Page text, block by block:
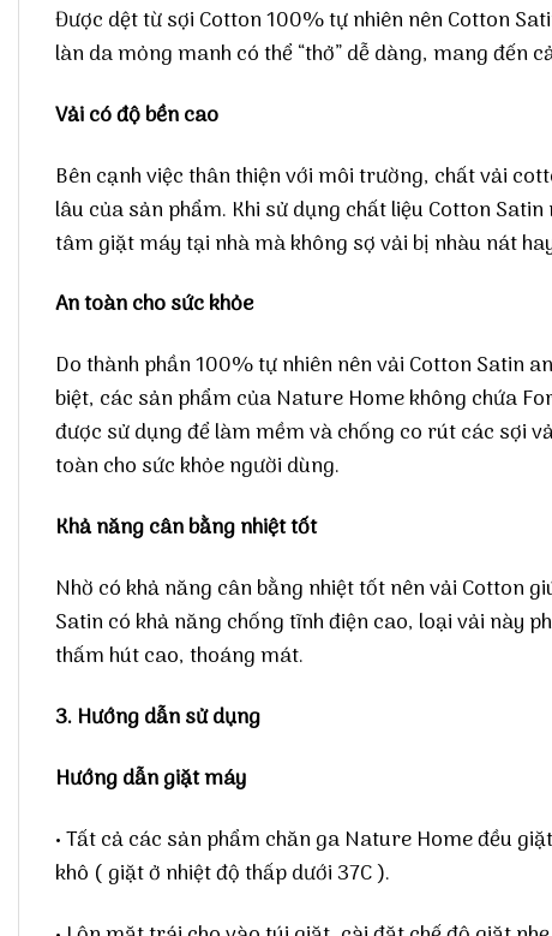
Được dệt từ sợi Cotton 100% tự nhiên nên Cotton
làn da mỏng manh có thể “thở” dễ dàng, mang đến
Vải có độ bền cao
Bên cạnh việc thân thiện với môi trường, chất vải
lâu của sản phẩm. Khi sử dụng chất liệu Cotton
tâm giặt máy tại nhà mà không sợ vải bị nhàu nát
An toàn cho sức khỏe
Do thành phần 100% tự nhiên nên vải Cotton Satin
biệt, các sản phẩm của Nature Home không chứa
được sử dụng để làm mềm và chống co rút các sợi
toàn cho sức khỏe người dùng.
Khả năng cân bằng nhiệt tốt
Nhờ có khả năng cân bằng nhiệt tốt nên vải Cotton
Satin có khả năng chống tĩnh điện cao, loại vải này
thấm hút cao, thoáng mát.
3. Hướng dẫn sử dụng
Hướng dẫn giặt máy
• Tất cả các sản phẩm chăn ga Nature Home đều
khô ( giặt ở nhiệt độ thấp dưới 37C ).